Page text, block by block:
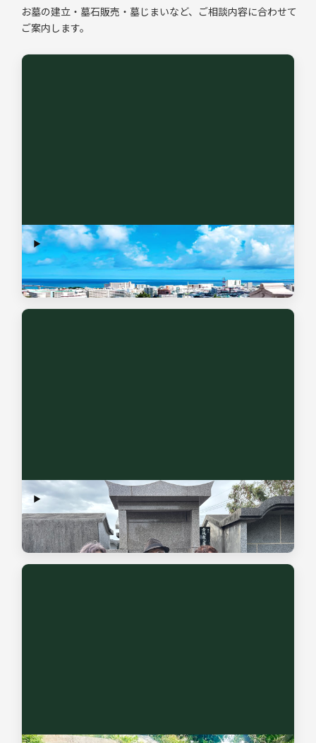
お墓の建立・墓石販売・墓じまいなど、ご相談内容に合わせて
ご案内します。
お墓の建立・販売
お墓を建てるための土地をお持ちでない方へ、好立地で環境
の整った土地付きのお墓をご提案いたします。
お墓の修理
改修・補修のご相談も承っています。お見積もり・ご提案で
は、図面作成や見積提示まで進めます。